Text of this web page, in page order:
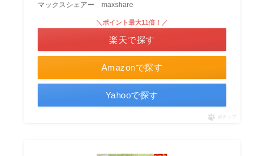
マックスシェアー maxshare
Amazonで探す
＼ポイント最大11倍！／
楽天で探す
Yahooで探す
ポチップ